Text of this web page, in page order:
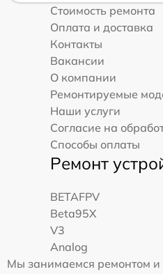
Стоимость ремонта
Оплата и доставка
Контакты
Вакансии
О компании
Ремонтируемые
Наши услуги
Согласие на
Способы оплаты
Ремонт
BETAFPV
Beta95X
V3
Analog
Мы занимаемся ремонтом и